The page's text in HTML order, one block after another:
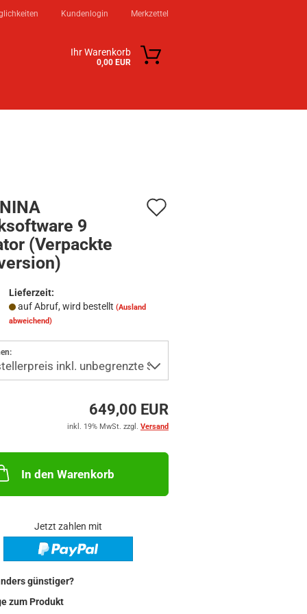
Kundenlogin Merkzettel
Ihr Warenkorb
0,00 EUR
9
(Verpackte
Lieferzeit:
auf Abruf, wird bestellt (Ausland
abweichend)
649,00 EUR
inkl. 19% MwSt. zzgl. Versand
In den Warenkorb
Jetzt zahlen mit
günstiger?
zum Produkt